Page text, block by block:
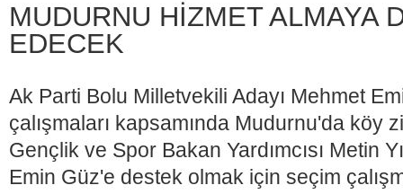
MUDURNU HİZMET ALMAYA
EDECEK
Ak Parti Bolu Milletvekili Adayı Mehmet
çalışmaları kapsamında Mudurnu'da köy
Gençlik ve Spor Bakan Yardımcısı Metin
Emin Güz'e destek olmak için seçim